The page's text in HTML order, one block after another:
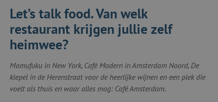
Let’s talk food. Van welk
restaurant krijgen jullie zelf
heimwee?
Momufuku in New York, Café Modern in Amsterdam Noord, De
klepel in de Herenstraat voor de heerlijke wijnen en een plek die
voelt als thuis en waar alles mag: Café Amsterdam.